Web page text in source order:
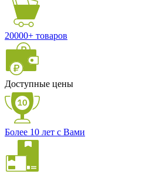
20000+ товаров
Доступные цены
Более 10 лет с Вами